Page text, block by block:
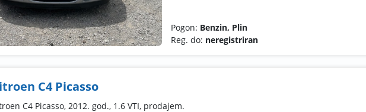
Pogon: Benzin, Plin
Reg. do: neregistriran
C4 Picasso
C4 Picasso, 2012. god., 1.6 VTI, prodajem.